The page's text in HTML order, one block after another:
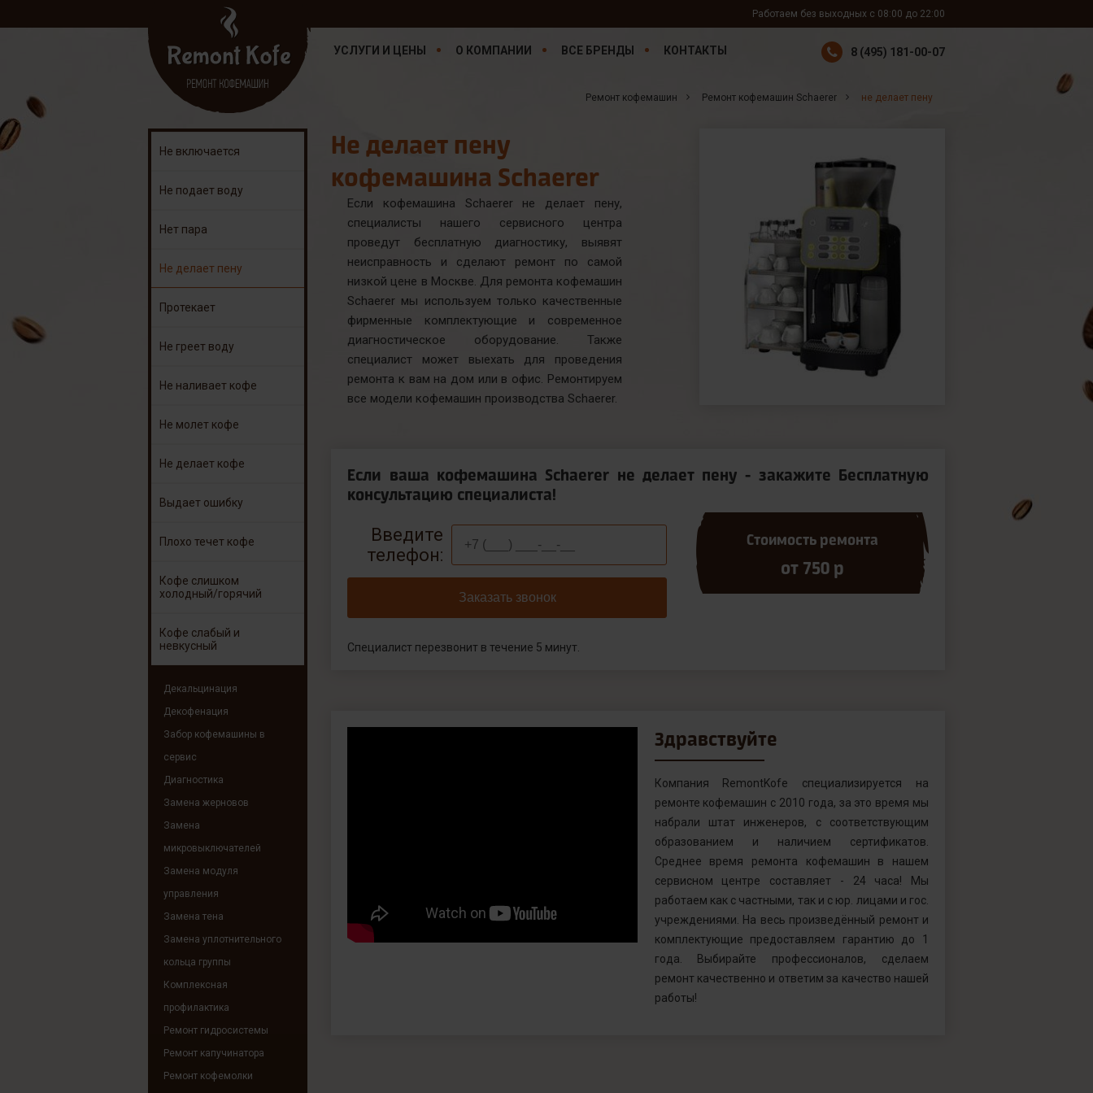
Работаем без выходных с 08:00 до 22:00
УСЛУГИ И ЦЕНЫ О КОМПАНИИ ВСЕ БРЕНДЫ КОНТАКТЫ 8 (495) 181-00-07
Ремонт кофемашин Ремонт кофемашин Schaerer не делает пену
Не включается
Не подает воду
Нет пара
Не делает пену
Протекает
Не греет воду
Не наливает кофе
Не молет кофе
Не делает кофе
Выдает ошибку
Плохо течет кофе
Кофе слишком
холодный/горячий
Кофе слабый и
невкусный
Декальцинация
Декофенация
Забор кофемашины в
сервис
Диагностика
Замена жерновов
Замена
микровыключателей
Замена модуля
управления
Замена тена
Замена уплотнительного
кольца группы
Комплексная
профилактика
Ремонт гидросистемы
Ремонт капучинатора
Ремонт кофемолки
Не делает пену
кофемашина Schaerer
Если кофемашина Schaerer не делает пену,
специалисты нашего сервисного центра
проведут бесплатную диагностику, выявят
неисправность и сделают ремонт по самой
низкой цене в Москве. Для ремонта кофемашин
Schaerer мы используем только качественные
фирменные комплектующие и современное
диагностическое оборудование. Также
специалист может выехать для проведения
ремонта к вам на дом или в офис. Ремонтируем
все модели кофемашин производства Schaerer.
Если ваша кофемашина Schaerer не делает пену - закажите Бесплатную
консультацию специалиста!
Стоимость ремонта
от 750 р
Введите
телефон:
Заказать звонок
Специалист перезвонит в течение 5 минут.
Здравствуйте
Компания RemontKofe специализируется на
ремонте кофемашин с 2010 года, за это время мы
набрали штат инженеров, с соответствующим
образованием и наличием сертификатов.
Среднее время ремонта кофемашин в нашем
сервисном центре составляет - 24 часа! Мы
работаем как с частными, так и с юр. лицами и гос.
учреждениями. На весь произведённый ремонт и
комплектующие предоставляем гарантию до 1
года. Выбирайте профессионалов, сделаем
ремонт качественно и ответим за качество нашей
работы!